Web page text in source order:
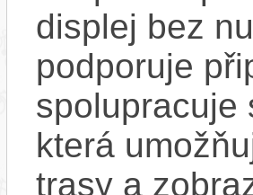
displej bez
podporuje
spolupracuje
která
trasy a